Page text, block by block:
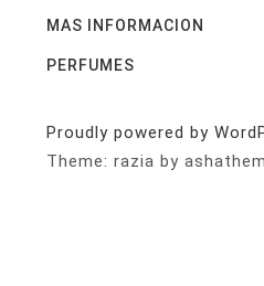
MAS INFORMACION
PERFUMES
Proudly powered by
Theme: razia by